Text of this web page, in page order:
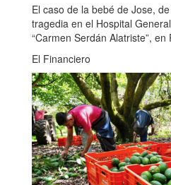
El caso de la bebé de Jose,
tragedia en el Hospital
“Carmen Serdán Alatriste”, en
El Financiero